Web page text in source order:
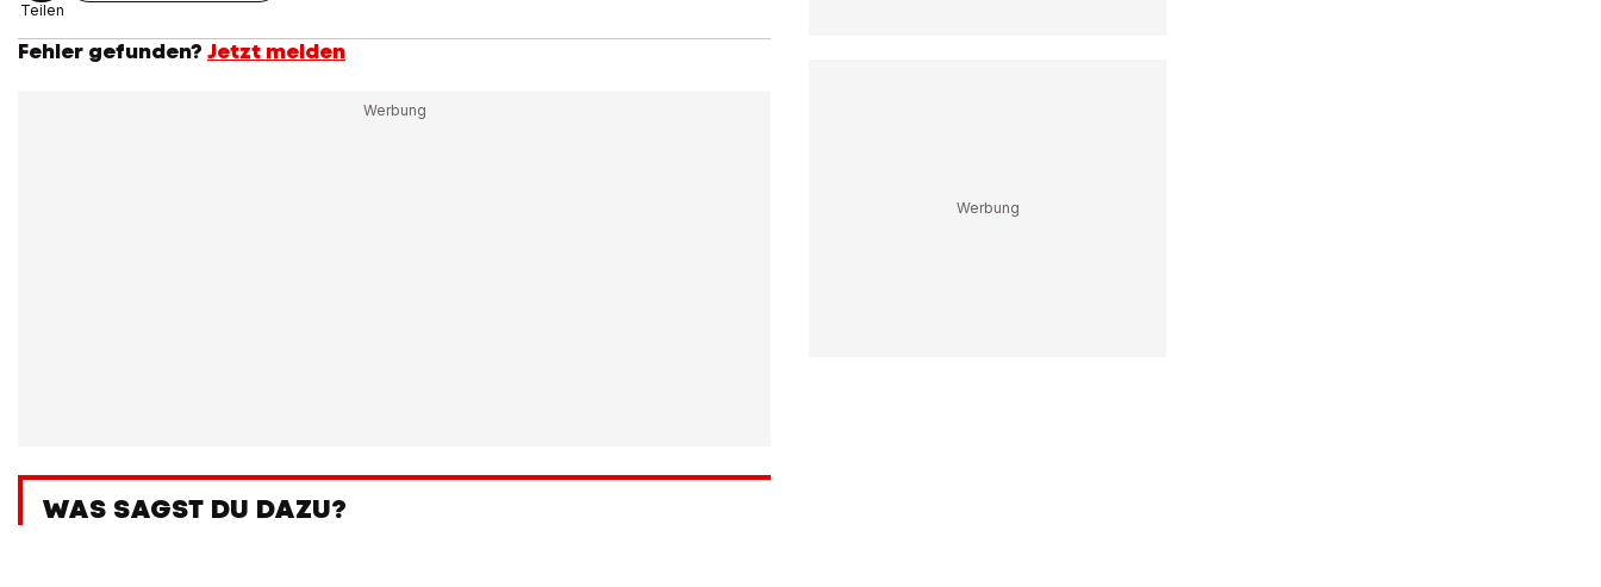
Teilen
Fehler gefunden? Jetzt melden
WAS SAGST DU DAZU?